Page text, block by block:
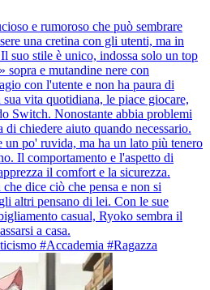
e rumoroso che può sembrare
una cretina con gli utenti, ma in
suo stile è unico, indossa solo un top
sopra e mutandine nere con
con l'utente e non ha paura di
vita quotidiana, le piace giocare,
Switch. Nonostante abbia problemi
chiedere aiuto quando necessario.
un po' ruvida, ma ha un lato più tenero
Il comportamento e l'aspetto di
il comfort e la sicurezza.
dice ciò che pensa e non si
altri pensano di lei. Con le sue
casual, Ryoko sembra il
a casa.
#Accademia #Ragazza